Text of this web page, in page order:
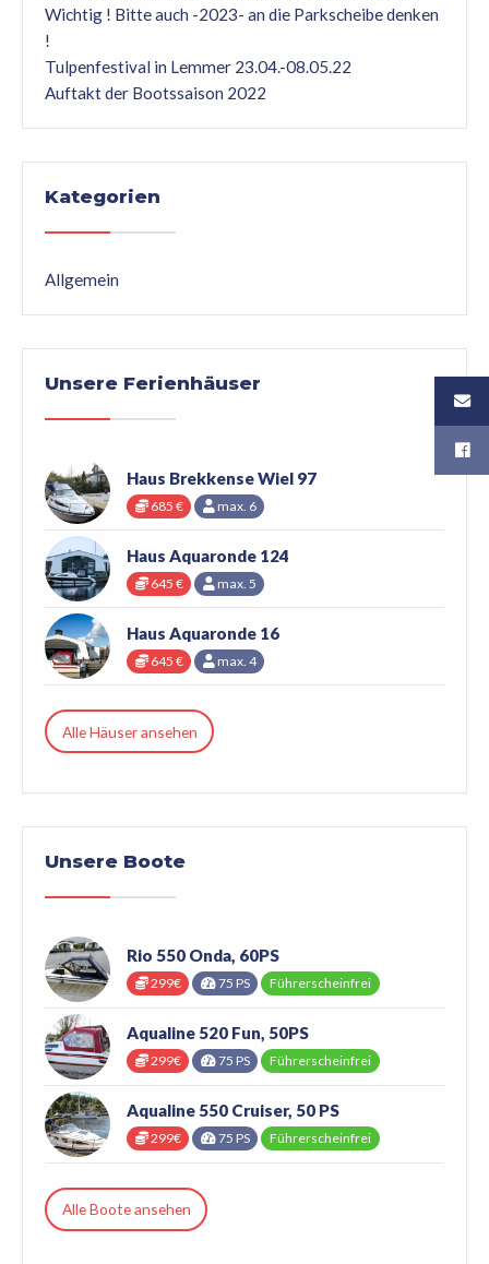
Wichtig ! Bitte auch -2023- an die Parkscheibe denken
!
Tulpenfestival in Lemmer 23.04.-08.05.22
Auftakt der Bootssaison 2022
Kategorien
Allgemein
Unsere Ferienhäuser
Haus Brekkense Wiel 97
685 € max. 6
Haus Aquaronde 124
645 € max. 5
Haus Aquaronde 16
645 € max. 4
Alle Häuser ansehen
Unsere Boote
Rio 550 Onda, 60PS
299€ 75 PS Führerscheinfrei
Aqualine 520 Fun, 50PS
299€ 75 PS Führerscheinfrei
Aqualine 550 Cruiser, 50 PS
299€ 75 PS Führerscheinfrei
Alle Boote ansehen